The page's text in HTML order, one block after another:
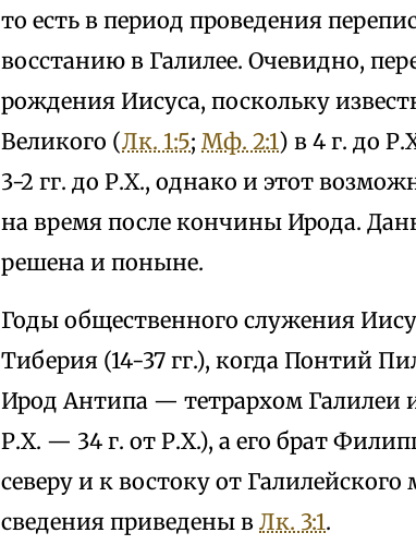
то есть в период проведения
восстанию в Галилее. Очевидно,
рождения Иисуса, поскольку
Великого (Лк. 1:5; Мф. 2:1) в 4 г. до
3-2 гг. до Р.Х., однако и этот
на время после кончины Ирода.
решена и поныне.
Годы общественного служения
Тиберия (14-37 гг.), когда Понтий
Ирод Антипа — тетрархом Галилеи
Р.Х. — 34 г. от Р.Х.), а его брат
северу и к востоку от
сведения приведены в Лк. 3:1.